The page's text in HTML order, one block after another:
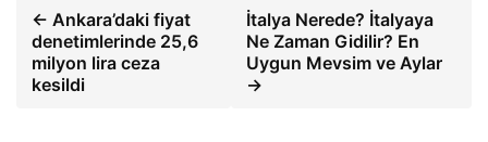
← Ankara’daki fiyat
denetimlerinde 25,6
milyon lira ceza
kesildi
İtalya Nerede? İtalyaya
Ne Zaman Gidilir? En
Uygun Mevsim ve Aylar
→